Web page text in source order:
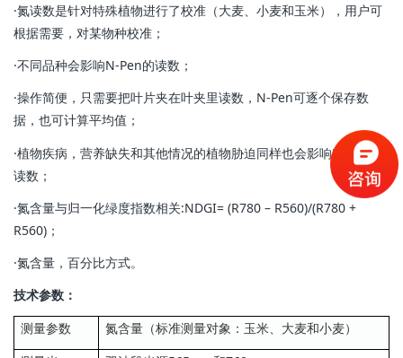
·氮读数是针对特殊植物进行了校准（大麦、小麦和玉米），用户可
根据需要，对某物种校准；
·不同品种会影响N-Pen的读数；
·操作简便，只需要把叶片夹在叶夹里读数，N-Pen可逐个保存数
据，也可计算平均值；
·植物疾病，营养缺失和其他情况的植物胁迫同样也会影响N-Pen的
读数；
·氮含量与归一化绿度指数相关:NDGI= (R780 – R560)/(R780 +
R560)；
·氮含量，百分比方式。
技术参数：
测量参数
氮含量（标准测量对象：玉米、大麦和小麦）